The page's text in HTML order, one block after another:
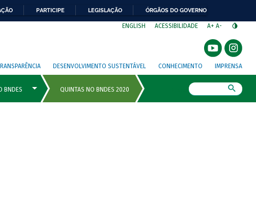
PARTICIPE LEGISLAÇÃO ÓRGÃOS DO GOVERNO
ENGLISH ACESSIBILIDADE A+ A-
DESENVOLVIMENTO SUSTENTÁVEL CONHECIMENTO IMPRENSA